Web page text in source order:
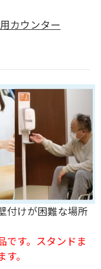
カウンター
付けが困難な場所
す。スタンドま
。